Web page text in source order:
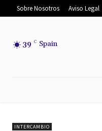
Sobre Nosotros Aviso Legal
39 C Spain
INTERCAMBIO